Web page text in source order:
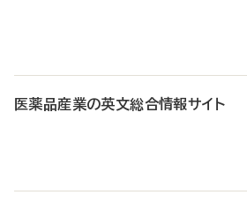
医薬品産業の英文総合情報サイト